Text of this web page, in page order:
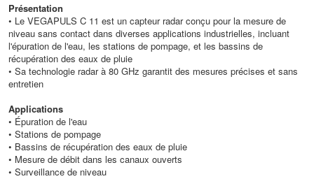
Présentation
• Le VEGAPULS C 11 est un capteur radar conçu pour la mesure de
niveau sans contact dans diverses applications industrielles, incluant
l'épuration de l'eau, les stations de pompage, et les bassins de
récupération des eaux de pluie
• Sa technologie radar à 80 GHz garantit des mesures précises et sans
entretien
Applications
• Épuration de l'eau
• Stations de pompage
• Bassins de récupération des eaux de pluie
• Mesure de débit dans les canaux ouverts
• Surveillance de niveau